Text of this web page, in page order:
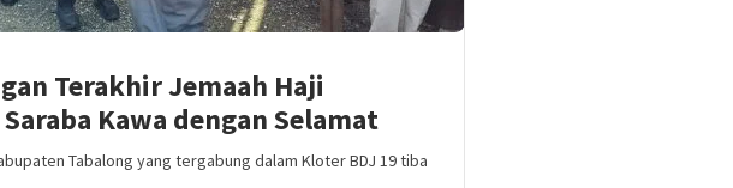
Terakhir Jemaah Haji
Kawa dengan Selamat
Tabalong yang tergabung dalam Kloter BDJ 19 tiba